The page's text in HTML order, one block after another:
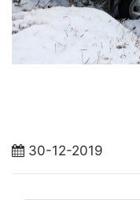
30-12-2019